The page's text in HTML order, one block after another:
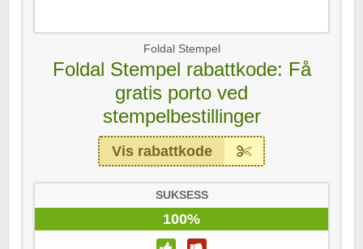
Foldal Stempel
Foldal Stempel rabattkode: Få
gratis porto ved
stempelbestillinger
Vis rabattkode
SUKSESS
100%